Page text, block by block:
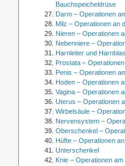
Bauchspeicheldrüse
Darm – Operationen
Milz – Operationen an
Nieren – Operationen
Nebenniere –
Harnleiter und
Prostata –
Penis – Operationen
Hoden – Operationen
Vagina – Operationen
Uterus – Operationen
Wirbelsäule –
Nervensystem –
Oberschenkel –
Hüfte – Operationen
Unterschenkel
Knie – Operationen am